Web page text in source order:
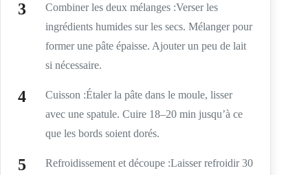
Combiner les deux mélanges :Verser les
ingrédients humides sur les secs. Mélanger pour
former une pâte épaisse. Ajouter un peu de lait
si nécessaire.
Cuisson :Étaler la pâte dans le moule, lisser
avec une spatule. Cuire 18–20 min jusqu’à ce
que les bords soient dorés.
Refroidissement et découpe :Laisser refroidir 30